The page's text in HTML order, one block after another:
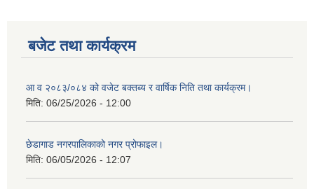
बजेट तथा कार्यक्रम
आ व २०८३/०८४ को वजेट बक्तब्य र वार्षिक निति तथा कार्यक्रम।
मिति: 06/25/2026 - 12:00
छेडागाड नगरपालिकाको नगर प्रोफाइल।
मिति: 06/05/2026 - 12:07